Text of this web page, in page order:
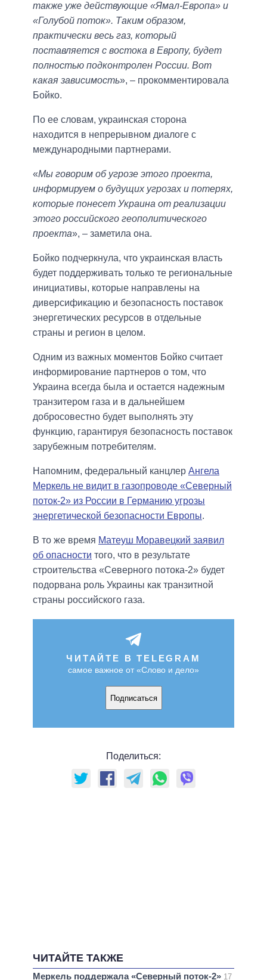
также уже действующие «Ямал-Европа» и
«Голубой поток». Таким образом,
практически весь газ, который
поставляется с востока в Европу, будет
полностью подконтролен России. Вот
какая зависимость», – прокомментировала
Бойко.
По ее словам, украинская сторона
находится в непрерывном диалоге с
международными партнерами.
«Мы говорим об угрозе этого проекта,
информируем о будущих угрозах и потерях,
которые понесет Украина от реализации
этого российского геополитического
проекта», – заметила она.
Бойко подчеркнула, что украинская власть
будет поддерживать только те региональные
инициативы, которые направлены на
диверсификацию и безопасность поставок
энергетических ресурсов в отдельные
страны и регион в целом.
Одним из важных моментов Бойко считает
информирование партнеров о том, что
Украина всегда была и остается надежным
транзитером газа и в дальнейшем
добросовестно будет выполнять эту
функцию, гарантируя безопасность поставок
зарубежным потребителям.
Напомним, федеральный канцлер Ангела
Меркель не видит в газопроводе «Северный
поток-2» из России в Германию угрозы
энергетической безопасности Европы.
В то же время Матеуш Моравецкий заявил
об опасности того, что в результате
строительства «Северного потока-2» будет
подорвана роль Украины как транзитной
страны российского газа.
ЧИТАЙТЕ В TELEGRAM
самое важное от «Слово и дело»
Подписаться
Поделиться:
ЧИТАЙТЕ ТАКЖЕ
Меркель поддержала «Северный поток-2» 17